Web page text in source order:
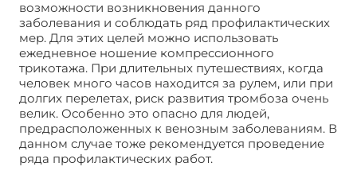
возможности возникновения данного
заболевания и соблюдать ряд профилактических
мер. Для этих целей можно использовать
ежедневное ношение компрессионного
трикотажа. При длительных путешествиях, когда
человек много часов находится за рулем, или при
долгих перелетах, риск развития тромбоза очень
велик. Особенно это опасно для людей,
предрасположенных к венозным заболеваниям. В
данном случае тоже рекомендуется проведение
ряда профилактических работ.